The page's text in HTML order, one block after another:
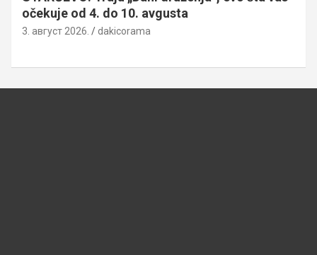
očekuje od 4. do 10. avgusta
3. август 2026. dakicorama